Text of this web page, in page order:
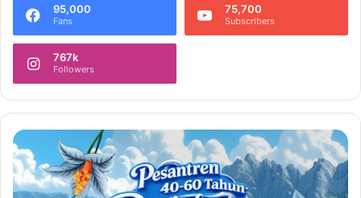
95,000
Fans
75,700
Subscribers
767k
Followers